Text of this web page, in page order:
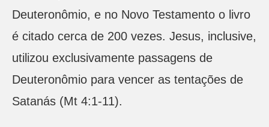
Deuteronômio, e no Novo Testamento o livro
é citado cerca de 200 vezes. Jesus, inclusive,
utilizou exclusivamente passagens de
Deuteronômio para vencer as tentações de
Satanás (Mt 4:1-11).